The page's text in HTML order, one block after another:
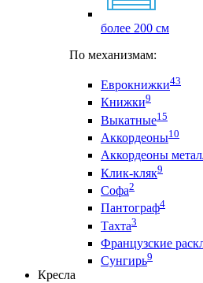
более 200 см
По механизмам:
Еврокнижки43
Книжки9
Выкатные15
Аккордеоны10
Аккордеоны
Клик-кляк9
Софа2
Пантограф4
Тахта3
Французские
Сунгирь9
Кресла